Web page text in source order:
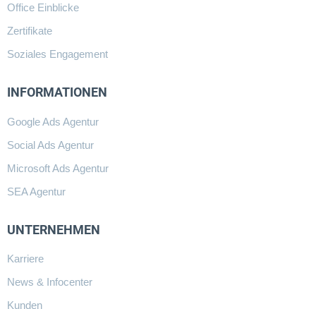
Office Einblicke
Zertifikate
Soziales Engagement
INFORMATIONEN
Google Ads Agentur
Social Ads Agentur
Microsoft Ads Agentur
SEA Agentur
UNTERNEHMEN
Karriere
News & Infocenter
Kunden